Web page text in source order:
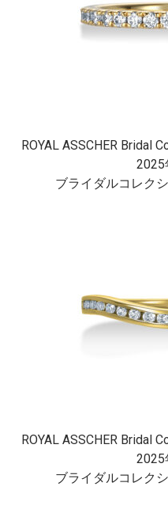
ROYAL ASSCHER
2025
ブライダルコレク
ROYAL ASSCHER
2025
ブライダルコレク